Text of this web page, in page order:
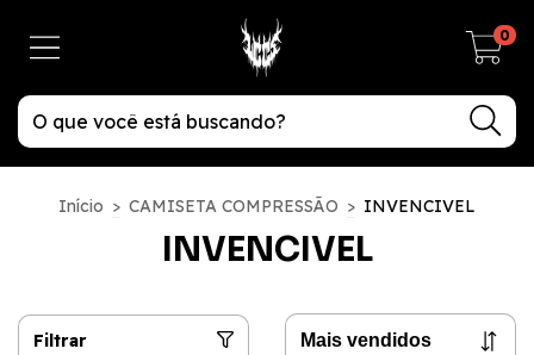
0
Início > CAMISETA COMPRESSÃO > INVENCIVEL
INVENCIVEL
Filtrar